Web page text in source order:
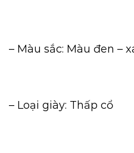
– Màu sắc: Màu đen –
– Loại giày: Thấp cổ